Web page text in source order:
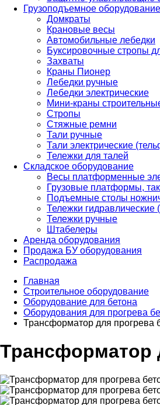
Грузоподъемное оборудование
Домкраты
Крановые весы
Автомобильные лебедки
Буксировочные стропы
Захваты
Краны Пионер
Лебедки ручные
Лебедки электрические
Мини-краны
Стропы
Стяжные ремни
Тали ручные
Тали электрические
Тележки для талей
Складское оборудование
Весы платформенные
Грузовые платформы,
Подъемные столы
Тележки гидравлические
Тележки ручные
Штабелеры
Аренда оборудования
Продажа БУ оборудования
Распродажа
Главная
Строительное оборудование
Оборудование для бетона
Оборудования для прогрева
Трансформатор для прогрева
Трансформатор